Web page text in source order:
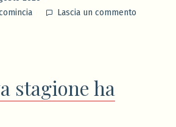
Lascia un commento
stagione ha